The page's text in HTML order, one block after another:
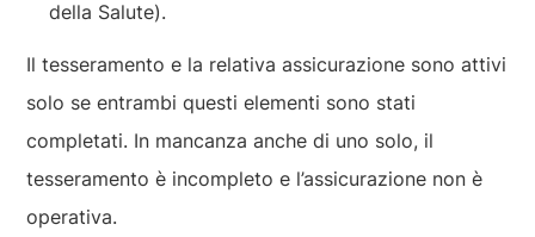
della Salute).
Il tesseramento e la relativa assicurazione sono attivi
solo se entrambi questi elementi sono stati
completati. In mancanza anche di uno solo, il
tesseramento è incompleto e l’assicurazione non è
operativa.